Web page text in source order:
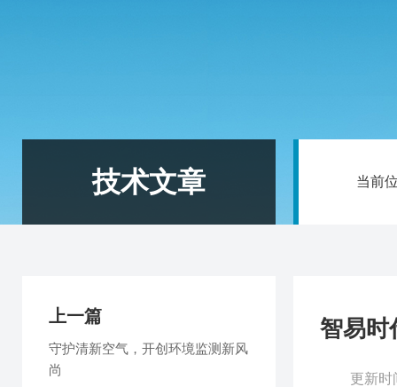
技术文章 当前
智易时
更新时
上一篇
守护清新空气，开创环境监测新风
尚